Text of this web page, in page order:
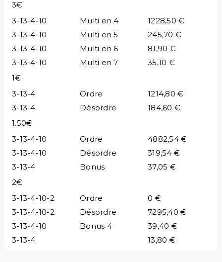
3€
3-13-4-10
Multi en 4
1228,50 €
3-13-4-10
Multi en 5
245,70 €
3-13-4-10
Multi en 6
81,90 €
3-13-4-10
Multi en 7
35,10 €
1€
3-13-4
Ordre
1214,80 €
3-13-4
Désordre
184,60 €
1.50€
3-13-4-10
Ordre
4882,54 €
3-13-4-10
Désordre
319,54 €
3-13-4
Bonus
37,05 €
2€
3-13-4-10-2
Ordre
0 €
3-13-4-10-2
Désordre
7295,40 €
3-13-4-10
Bonus 4
39,40 €
3-13-4
13,80 €